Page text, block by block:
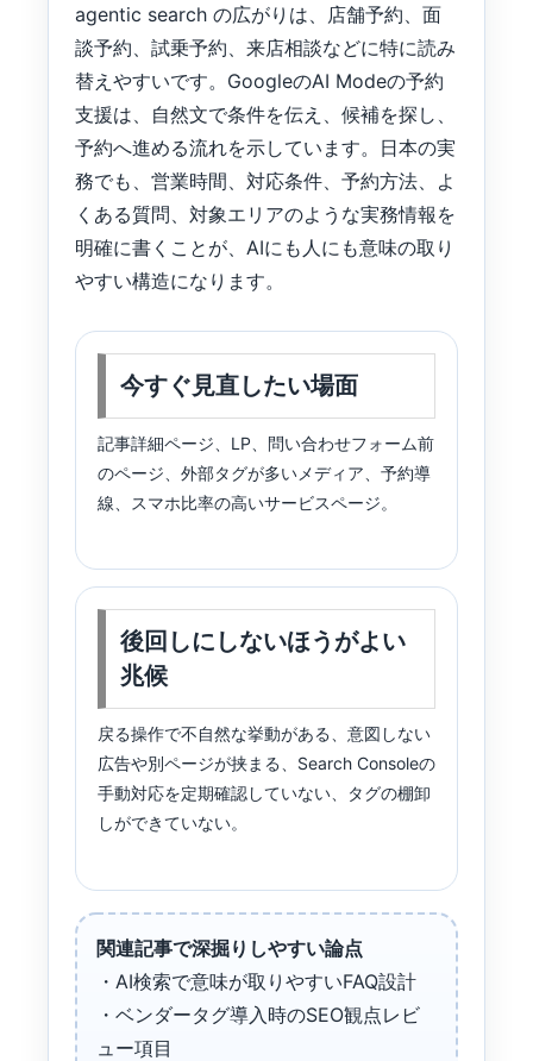
agentic search の広がりは、店舗予約、面
談予約、試乗予約、来店相談などに特に読み
替えやすいです。GoogleのAI Modeの予約
支援は、自然文で条件を伝え、候補を探し、
予約へ進める流れを示しています。日本の実
務でも、営業時間、対応条件、予約方法、よ
くある質問、対象エリアのような実務情報を
明確に書くことが、AIにも人にも意味の取り
やすい構造になります。
今すぐ見直したい場面
記事詳細ページ、LP、問い合わせフォーム前
のページ、外部タグが多いメディア、予約導
線、スマホ比率の高いサービスページ。
後回しにしないほうがよい
兆候
戻る操作で不自然な挙動がある、意図しない
広告や別ページが挟まる、Search Consoleの
手動対応を定期確認していない、タグの棚卸
しができていない。
関連記事で深掘りしやすい論点
・AI検索で意味が取りやすいFAQ設計
・ベンダータグ導入時のSEO観点レビ
ュー項目